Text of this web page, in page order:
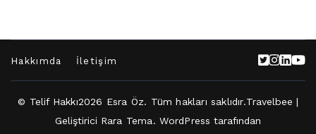
Hakkımda İletişim
© Telif Hakkı2026 Esra Öz. Tüm hakları saklıdır.Travelbee |
Geliştirici Rara Tema. WordPress tarafından